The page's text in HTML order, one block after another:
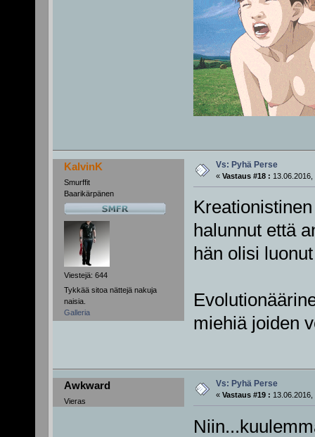
KalvinK
Smurffit
Baarikärpänen
Viestejä: 644
Tykkää sitoa nättejä nakuja
naisia.
Galleria
Vs: Pyhä Perse
« Vastaus #18 : 13.06.2016,
halunnut että
hän olisi
miehiä joiden
Awkward
Vieras
Vs: Pyhä Perse
« Vastaus #19 : 13.06.2016,